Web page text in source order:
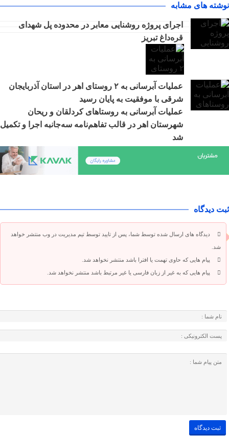
نوشته های مشابه
اجرای پروژه روشنایی معابر در محدوده پل شهدای
قره‌داغ تبریز
عملیات آبرسانی به ۲ روستای اهر در استان آذربایجان
شرقی با موفقیت به پایان رسید
عملیات آبرسانی به روستاهای کردلقان و ریحان
شهرستان اهر در قالب تفاهم‌نامه سه‌جانبه اجرا و تکمیل
شد
ثبت دیدگاه
دیدگاه های ارسال شده توسط شما، پس از تایید توسط تیم مدیریت در وب منتشر خواهد
شد.
پیام هایی که حاوی تهمت یا افترا باشد منتشر نخواهد شد.
پیام هایی که به غیر از زبان فارسی یا غیر مرتبط باشد منتشر نخواهد شد.